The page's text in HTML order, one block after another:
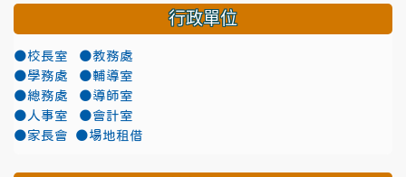
行政單位
●校長室
●教務處
●學務處
●輔導室
●總務處
●導師室
●人事室
●會計室
●家長會
●場地租借